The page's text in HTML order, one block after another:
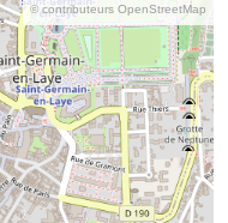
© contributeurs OpenStreetMap